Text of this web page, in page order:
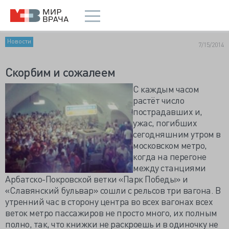
Новости 7/15/2014
Скорбим и сожалеем
С каждым часом
растёт число
пострадавших и,
ужас, погибших
сегодняшним утром в
московском метро,
когда на перегоне
между станциями
Арбатско-Покровской ветки «Парк Победы» и
«Славянский бульвар» сошли с рельсов три вагона. В
утренний час в сторону центра во всех вагонах всех
веток метро пассажиров не просто много, их полным
полно, так, что книжки не раскроешь и в одиночку не